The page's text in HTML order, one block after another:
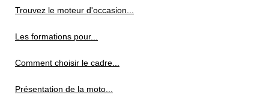
Trouvez le moteur d'occasion...
Les formations pour...
Comment choisir le cadre...
Présentation de la moto...